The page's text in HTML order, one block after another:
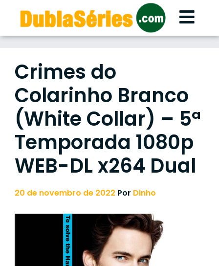
content
Crimes do
Colarinho Branco
(White Collar) – 5ª
Temporada 1080p
WEB-DL x264 Dual
20 de novembro de 2022 Por Dinho